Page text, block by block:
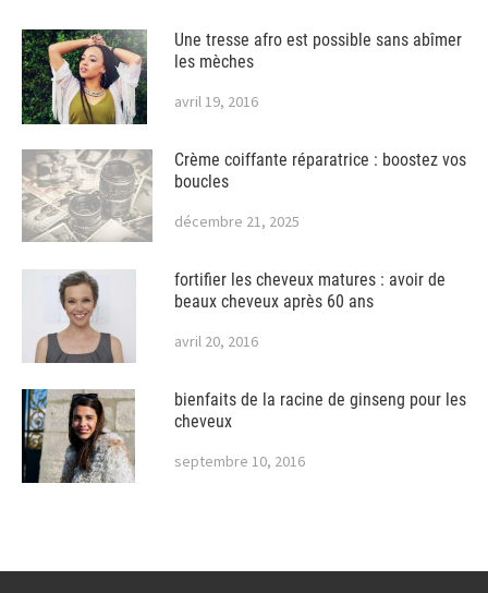
Une tresse afro est possible sans abîmer
les mèches
avril 19, 2016
Crème coiffante réparatrice : boostez vos
boucles
décembre 21, 2025
fortifier les cheveux matures : avoir de
beaux cheveux après 60 ans
avril 20, 2016
bienfaits de la racine de ginseng pour les
cheveux
septembre 10, 2016